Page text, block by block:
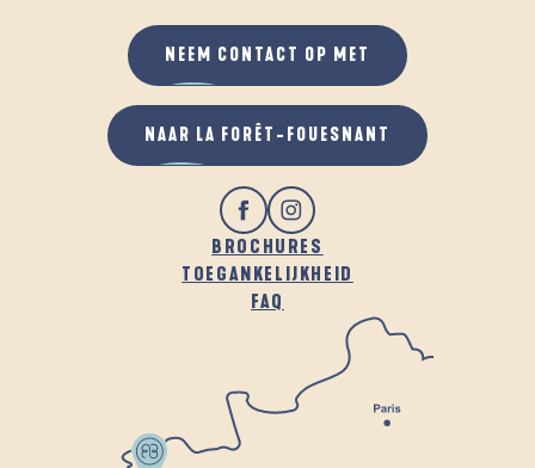
IN DE FRISSE LUCHT
BROCHURES
TOEGANKELIJKHEID
FAQ
NEEM CONTACT OP MET
NAAR LA FORÊT-FOUESNANT